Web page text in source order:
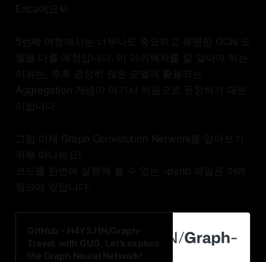
Erica에요🥁
5번째 여행에서는 너무나도 중요하고 유명한 GCN 모
델을 다룰 예정입니다. 이 아키텍처를 잘 알아야 하는
이유는, 추후 굉장히 많은 모델에 활용되는
Aggregation 개념이 여기서 처음으로 등장하기 때문
이랍니다.
그럼 이제 Graph Convolution Network를 알아보기
위해 떠나봐요!
코드를 한번에 실행해 볼 수 있는 .ipynb 파일은 아래
링크에 있답니다.
GitHub - H4Y3J1N/Graph-
Travel: with GUG, Let’s explore
the Graph Neural Network!